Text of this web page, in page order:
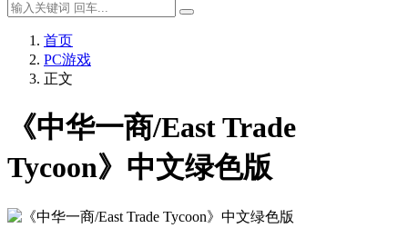
首页
PC游戏
正文
《中华一商/East Trade
Tycoon》中文绿色版